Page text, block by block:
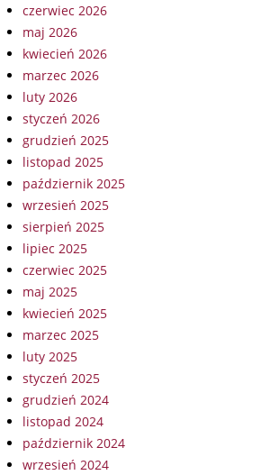
czerwiec 2026
maj 2026
kwiecień 2026
marzec 2026
luty 2026
styczeń 2026
grudzień 2025
listopad 2025
październik 2025
wrzesień 2025
sierpień 2025
lipiec 2025
czerwiec 2025
maj 2025
kwiecień 2025
marzec 2025
luty 2025
styczeń 2025
grudzień 2024
listopad 2024
październik 2024
wrzesień 2024